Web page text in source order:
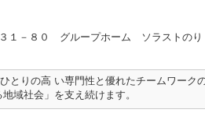
１－８０ グループホーム ソラストのり
とりの高 い専門性と優れたチームワーク
域社会」を支え続けます。